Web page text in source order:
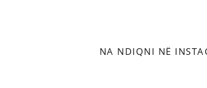
NA NDIQNI NË